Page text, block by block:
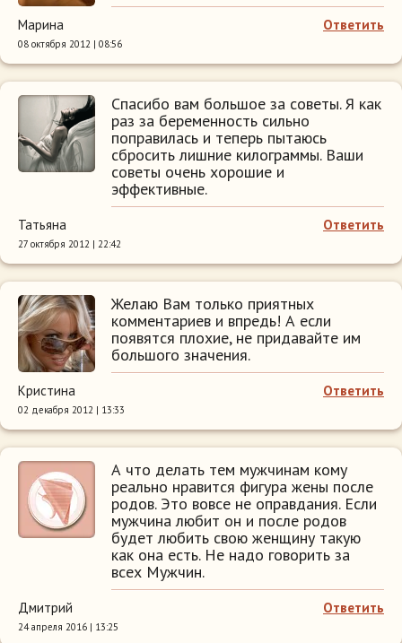
Ответить
Марина
08 октября 2012 | 08:56
Спасибо вам большое за советы. Я как
раз за беременность сильно
поправилась и теперь пытаюсь
сбросить лишние килограммы. Ваши
советы очень хорошие и
эффективные.
Ответить
Татьяна
27 октября 2012 | 22:42
Желаю Вам только приятных
комментариев и впредь! А если
появятся плохие, не придавайте им
большого значения.
Ответить
Кристина
02 декабря 2012 | 13:33
А что делать тем мужчинам кому
реально нравится фигура жены после
родов. Это вовсе не оправдания. Если
мужчина любит он и после родов
будет любить свою женщину такую
как она есть. Не надо говорить за
всех Мужчин.
Ответить
Дмитрий
24 апреля 2016 | 13:25